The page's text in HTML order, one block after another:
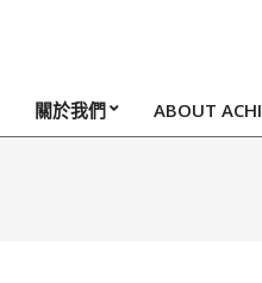
關於我們 ABOUT ACHI